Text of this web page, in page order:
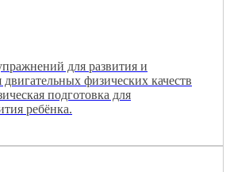
для развития и
физических качеств
подготовка для
ребёнка.